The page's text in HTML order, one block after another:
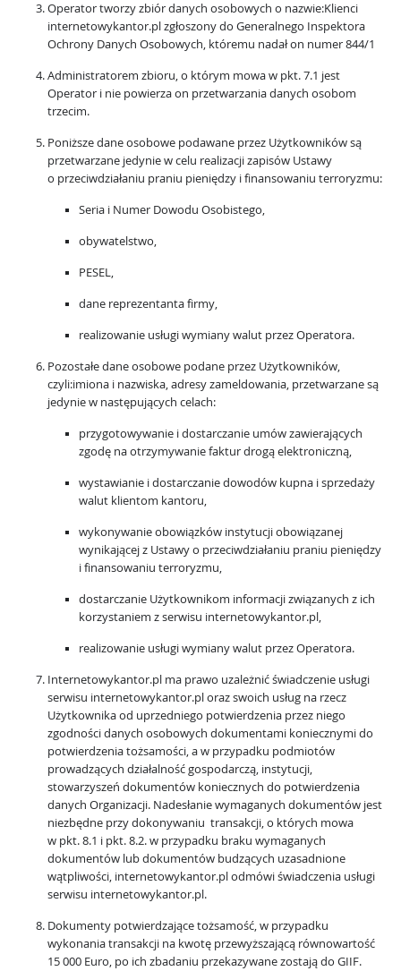
Operator tworzy zbiór danych osobowych o nazwie:Klienci
internetowykantor.pl zgłoszony do Generalnego Inspektora
Ochrony Danych Osobowych, któremu nadał on numer 844/1
Administratorem zbioru, o którym mowa w pkt. 7.1 jest
Operator i nie powierza on przetwarzania danych osobom
trzecim.
Poniższe dane osobowe podawane przez Użytkowników są
przetwarzane jedynie w celu realizacji zapisów Ustawy
o przeciwdziałaniu praniu pieniędzy i finansowaniu terroryzmu:
Seria i Numer Dowodu Osobistego,
obywatelstwo,
PESEL,
dane reprezentanta firmy,
realizowanie usługi wymiany walut przez Operatora.
Pozostałe dane osobowe podane przez Użytkowników,
czyli:imiona i nazwiska, adresy zameldowania, przetwarzane są
jedynie w następujących celach:
przygotowywanie i dostarczanie umów zawierających
zgodę na otrzymywanie faktur drogą elektroniczną,
wystawianie i dostarczanie dowodów kupna i sprzedaży
walut klientom kantoru,
wykonywanie obowiązków instytucji obowiązanej
wynikającej z Ustawy o przeciwdziałaniu praniu pieniędzy
i finansowaniu terroryzmu,
dostarczanie Użytkownikom informacji związanych z ich
korzystaniem z serwisu internetowykantor.pl,
realizowanie usługi wymiany walut przez Operatora.
Internetowykantor.pl ma prawo uzależnić świadczenie usługi
serwisu internetowykantor.pl oraz swoich usług na rzecz
Użytkownika od uprzedniego potwierdzenia przez niego
zgodności danych osobowych dokumentami koniecznymi do
potwierdzenia tożsamości, a w przypadku podmiotów
prowadzących działalność gospodarczą, instytucji,
stowarzyszeń dokumentów koniecznych do potwierdzenia
danych Organizacji. Nadesłanie wymaganych dokumentów jest
niezbędne przy dokonywaniu transakcji, o których mowa
w pkt. 8.1 i pkt. 8.2. w przypadku braku wymaganych
dokumentów lub dokumentów budzących uzasadnione
wątpliwości, internetowykantor.pl odmówi świadczenia usługi
serwisu internetowykantor.pl.
Dokumenty potwierdzające tożsamość, w przypadku
wykonania transakcji na kwotę przewyższającą równowartość
15 000 Euro, po ich zbadaniu przekazywane zostają do GIIF.